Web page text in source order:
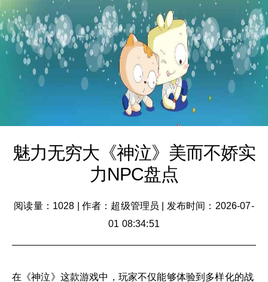
魅力无穷大《神泣》美而不娇实
力NPC盘点
阅读量：1028 作者：超级管理员
发布时间：2026-07-
01 08:34:51
在《神泣》这款游戏中，玩家不仅能够体验到多样化的战